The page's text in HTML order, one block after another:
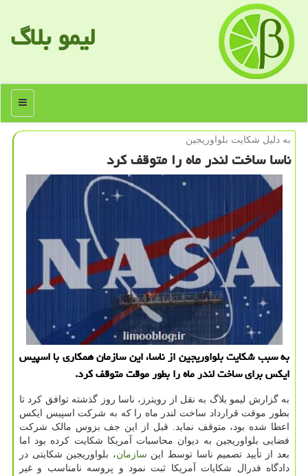
لیمو بلاگ
منو
به دلیل شكایت بلواوریجین
ناسا ساخت لندر ماه را متوقف کرد
به سبب شکایت بلواوریجین از ناسا، این سازمان همکاری با اسپیس
ایکس برای ساخت لندر ماه را بطور موقت متوقف کرد.
به گزارش لیمو بلاگ به نقل از رویترز، ناسا روز گذشته توافق کرد تا
بطور موقت قرارداد ساخت لندر ماه را که به شرکت اسپیس ایکس
اعطا شده بود، متوقف نماید. قبل از این جف بزوس مالک شرکت
فضایی بلواوریجین به دیوان محاسبات آمریکا شکایت کرده بود اما
بعد از تأیید تصمیم ناسا توسط این سازمان، بلواوریجین شکایتی در
دادگاه فدرال شکایات آمریکا ثبت نمود و پروسه نامناسب و غیر